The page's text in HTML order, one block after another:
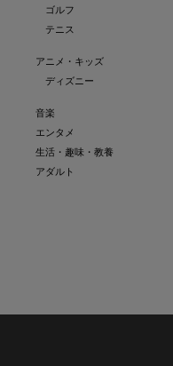
ゴルフ
テニス
アニメ・キッズ
ディズニー
音楽
エンタメ
生活・趣味・教養
アダルト